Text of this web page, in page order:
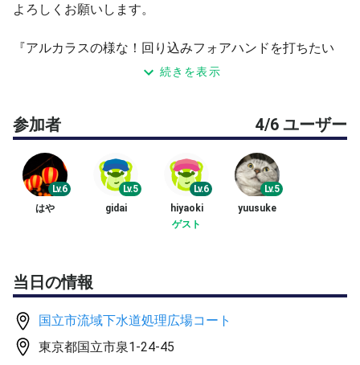
よろしくお願いします。
『アルカラスの様な！回り込みフォアハンドを打ちたい
フォアハンドを駆使して戦います。現代テニスでは男子も
女子もフォアが強いと有利で、更に相手から回り込みフォ
アハンドを打たれた場合、どこに来るか読みにくく厄介で
もあります。
その『回り込みフォアハンド』を覚えたいものです。フォ
ご指導します。
またTPPトレーニングスタジオ公認トレーナーがボディ
ワークをとフットワークワークをご指導しショットクオリ
ティ向上の手助けをします。
ご興味ある方は是非お待ちしております。
続きを表示
参加者 4/6 ユーザー
Lv.6
はや
Lv.5
gidai
Lv.6
hiyaoki
ゲスト
Lv.5
yuusuke
当日の情報
国立市流域下水道処理広場コート
東京都国立市泉1-24-45